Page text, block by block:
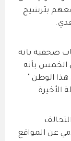
بترشيح
صحفية بانه
الخمس بأنه
هذا الوطن "
الأخيرة.
عن المواقع